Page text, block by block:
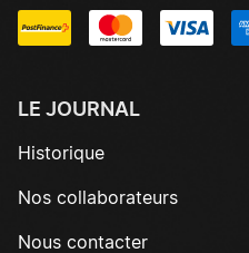
LE JOURNAL
Historique
Nos collaborateurs
Nous contacter